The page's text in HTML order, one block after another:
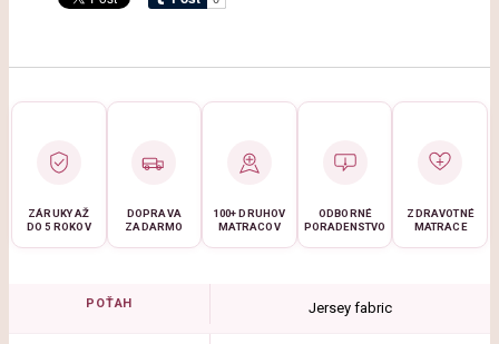
ZÁRUKY AŽ
DO 5 ROKOV
DOPRAVA
ZADARMO
100+ DRUHOV
MATRACOV
ODBORNÉ
PORADENSTVO
ZDRAVOTNÉ
MATRACE
POŤAH Jersey fabric